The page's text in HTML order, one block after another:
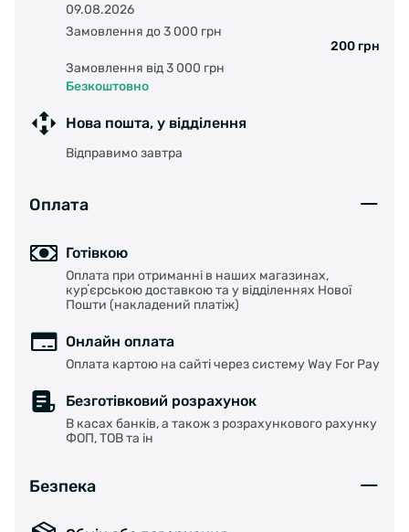
09.08.2026
Замовлення до 3 000 грн
200 грн
Замовлення від 3 000 грн
Безкоштовно
Нова пошта, у відділення
Відправимо завтра
Оплата
Готівкою
Оплата при отриманні в наших магазинах,
курʼєрською доставкою та у відділеннях Нової
Пошти (накладений платіж)
Онлайн оплата
Оплата картою на сайті через систему Way For Pay
Безготівковий розрахунок
В касах банків, а також з розрахункового рахунку
ФОП, ТОВ та ін
Безпека